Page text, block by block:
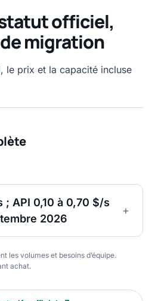
officiel,
migration
le prix et la capacité incluse
; API 0,10 à 0,70 $/s
2026
+
les volumes et besoins d’équipe.
achat.